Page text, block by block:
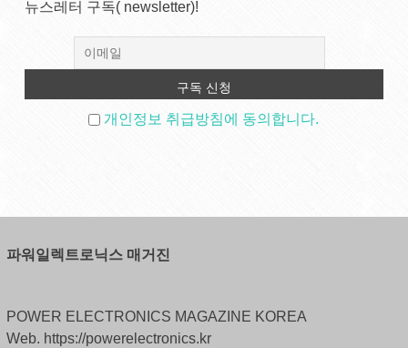
뉴스레터 구독( newsletter)!
개인정보 취급방침에 동의합니다.
파워일렉트로닉스 매거진
POWER ELECTRONICS MAGAZINE KOREA
Web. https://powerelectronics.kr